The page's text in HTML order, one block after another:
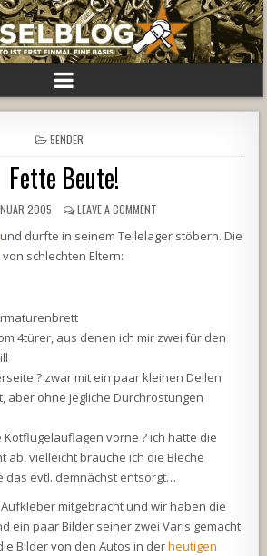
POSTED
IN
5ENDER
Fette Beute!
2005 LEAVE A COMMENT
und durfte in seinem Teilelager stöbern. Die
schlechten Eltern:
4türer, aus denen ich mir zwei für den
? zwar mit ein paar kleinen Dellen
aber ohne jegliche Durchrostungen
vorne ? ich hatte die
ab, vielleicht brauche ich die Bleche
das evtl. demnächst entsorgt…
mitgebracht und wir haben die
ein paar Bilder seiner zwei Varis gemacht.
Bilder von den Autos in derheutigen